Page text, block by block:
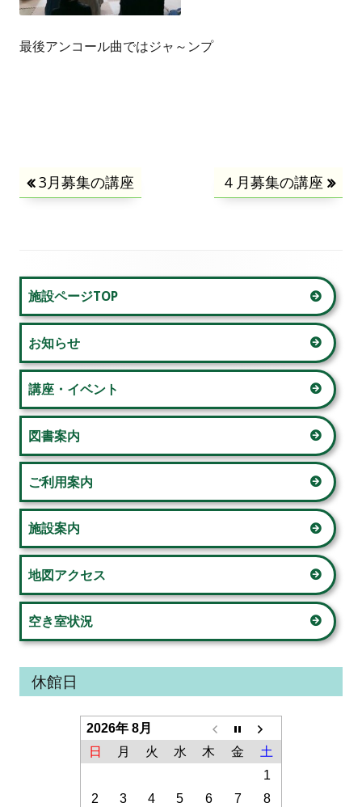
最後アンコール曲ではジャ～ンプ
投
ビ
ゲ
ー
シ
ョ
ン
前
3月募集の講座
次
４月募集の講座
メ
イ
ン
サ
イ
ド
バ
ー
施設ページTOP
お知らせ
講座・イベント
図書案内
ご利用案内
施設案内
地図アクセス
空き室状況
休館日
2026年 8月
日
月 火 水 木 金
土
1
2
3 4 5 6 7
8